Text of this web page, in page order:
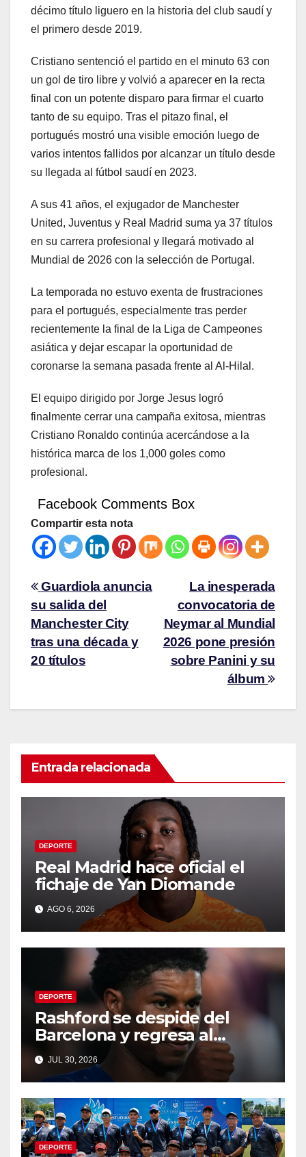
décimo título liguero en la historia del club saudí y
el primero desde 2019.
Cristiano sentenció el partido en el minuto 63 con
un gol de tiro libre y volvió a aparecer en la recta
final con un potente disparo para firmar el cuarto
tanto de su equipo. Tras el pitazo final, el
portugués mostró una visible emoción luego de
varios intentos fallidos por alcanzar un título desde
su llegada al fútbol saudí en 2023.
A sus 41 años, el exjugador de Manchester
United, Juventus y Real Madrid suma ya 37 títulos
en su carrera profesional y llegará motivado al
Mundial de 2026 con la selección de Portugal.
La temporada no estuvo exenta de frustraciones
para el portugués, especialmente tras perder
recientemente la final de la Liga de Campeones
asiática y dejar escapar la oportunidad de
coronarse la semana pasada frente al Al-Hilal.
El equipo dirigido por Jorge Jesus logró
finalmente cerrar una campaña exitosa, mientras
Cristiano Ronaldo continúa acercándose a la
histórica marca de los 1,000 goles como
profesional.
Facebook Comments Box
Compartir esta nota
La inesperada
convocatoria de
Neymar al Mundial
2026 pone presión
sobre Panini y su
álbum
Guardiola anuncia
su salida del
Manchester City
tras una década y
20 títulos
Entrada relacionada
DEPORTE
Real Madrid hace oficial el
fichaje de Yan Diomande
AGO 6, 2026
DEPORTE
Rashford se despide del
Barcelona y regresa al
Manchester United
JUL 30, 2026
DEPORTE